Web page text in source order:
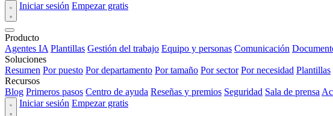
Iniciar sesión Empezar gratis
Producto
Agentes IA Plantillas Gestión del trabajo Equipo y personas Comunicación
Soluciones
Resumen Por puesto Por departamento Por tamaño Por sector Por necesidad Plantillas
Recursos
Blog Primeros pasos Centro de ayuda Reseñas y premios Seguridad Sala de prensa
Iniciar sesión Empezar gratis